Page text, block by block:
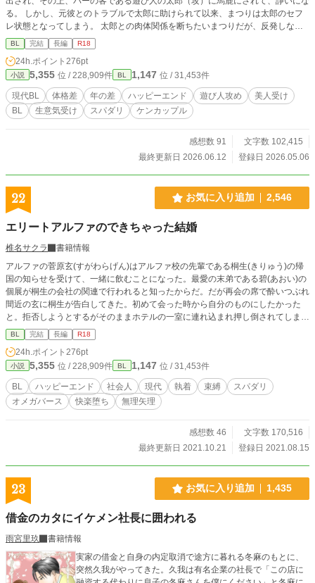
る。 しかし、元彼とのトラブルで太郎に助けられて以来、まつりは太郎のセフ
レ状態となってしまう。 太郎との肉体関係を断ちたいまつりだが、反発しなが
らも少しずつ距離が近づいていき――。 ＊＊＊ 大切なものを持ちたくない攻
×本気で愛されたい受 性描写は※をつけます。 年の差すれ違いケンカップル、
ハッピーエンド。 各章の最終話には*をつけます。 ◆登場人物 まつり …受、
推定22歳、160cm、美人、生意気な頑固者、無戸籍児 太郎（あきまさ） …
攻、42歳、188cm、検察官 ※別シリーズ『エリート先輩はうかつな後輩に執着
する』と同一世界観ですが、本作は単体で読めます※
BL 完結 長編 R18
24h.ポイント 276pt
小説 5,355 位 / 228,909件 BL 1,147 位 / 31,453件
現代BL 体格差 年の差 ハッピーエンド 遊び人攻め
美人受け
BL
生意気受け スパダリ ケンカップル
感想数 91
文字数 102,415
最終更新日 2026.06.12
登録日 2026.05.06
22 お気に入り追加 2,546
エリートアルファのできちゃった結婚
椎名サクラ
書籍情報
アルファの菅原玄(すがわらげん)はアルファ校の先輩である桐生(きりゅう)の帰
国の知らせを受けて、一緒に飲むことになった。最愛の末弟である碧(あおい)の
個展が桐生の会社の関連で行われると知ったからだ。だが再会の席で酔いつぶれ
間近の玄に桐生が告白してきた。初めて会った時から自分のものにしたかった
と。拒否しようとするがそのままホテルの一室に連れ込まれ押し倒されてしま
う。抗う玄に桐生は無理矢理に身体を繋げ、玄をビッチングするのだった。 ア
ルファ×アルファ(のちにオメガ)の妊娠→結婚の話です。 「深窓オメガのお見合
い結婚」で登場した長兄の話です。 一輝と碧もちょこちょこ登場します。 ※エ
ッチは予告なしで入ってきます。 ※オメガバース設定ですが色々と作者都合で
改ざんされております。 ※受けが終始ツンツンする予定です。 ※ムーンライト
ノベルズ様と同時掲載となっております。 不定期更新です、ご了承ください。
更新情報はTwitterで呟いています。
BL 完結 長編 R18
24h.ポイント 276pt
小説 5,355 位 / 228,909件 BL 1,147 位 / 31,453件
BL ハッピーエンド 社会人 現代 執着 束縛
スパダリ
オメガバース
快楽堕ち 無理矢理
感想数 46
文字数 170,516
最終更新日 2021.10.21
登録日 2021.08.15
23 お気に入り追加 1,435
借金のカタにイケメン社長に囲われる
雨宮里玖
書籍情報
実家の借金と自身の内定取消で途方に暮れる冬麻のもとに、
突然久我がやってきた。久我は有名企業の社長で「この店に